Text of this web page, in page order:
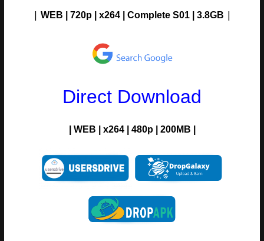
| WEB | 720p | x264 | Complete S01 | 3.8GB |
Direct Download
| WEB | x264 | 480p | 200MB |